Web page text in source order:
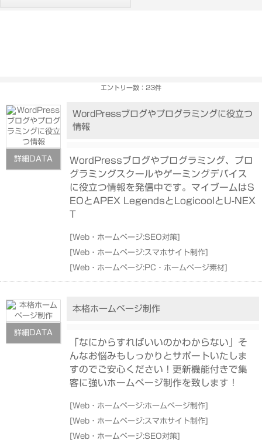
エントリー数：23件
詳細DATA
WordPressブログやプログラミングに役立つ
情報
WordPressブログやプログラミング、プロ
グラミングスクールやゲーミングデバイス
に役立つ情報を発信中です。マイブームはS
EOとAPEX LegendsとLogicoolとU-NEX
T
[Web・ホームページ:SEO対策]
[Web・ホームページ:スマホサイト制作]
[Web・ホームページ:PC・ホームページ素材]
詳細DATA
本格ホームページ制作
「なにからすればいいのかわからない」そ
んなお悩みもしっかりとサポートいたしま
すのでご安心ください！更新機能付きで集
客に強いホームページ制作を致します！
[Web・ホームページ:ホームページ制作]
[Web・ホームページ:スマホサイト制作]
[Web・ホームページ:SEO対策]